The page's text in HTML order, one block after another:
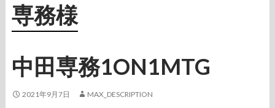
専務様
中田専務1ON1MTG
2021年9月7日 MAX_DESCRIPTION